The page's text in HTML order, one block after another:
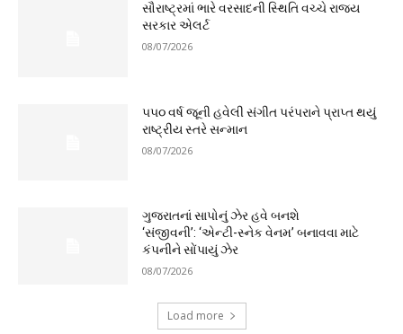
સૌરાષ્ટ્રમાં ભારે વરસાદની સ્થિતિ વચ્ચે રાજ્ય
સરકાર એલર્ટ
08/07/2026
૫૫૦ વર્ષ જૂની હવેલી સંગીત પરંપરાને પ્રાપ્ત થયું
રાષ્ટ્રીય સ્તરે સન્માન
08/07/2026
ગુજરાતનાં સાપોનું ઝેર હવે બનશે
‘સંજીવની’: ‘એન્ટી-સ્નેક વેનમ’ બનાવવા માટે
કંપનીને સોંપાયું ઝેર
08/07/2026
Load more